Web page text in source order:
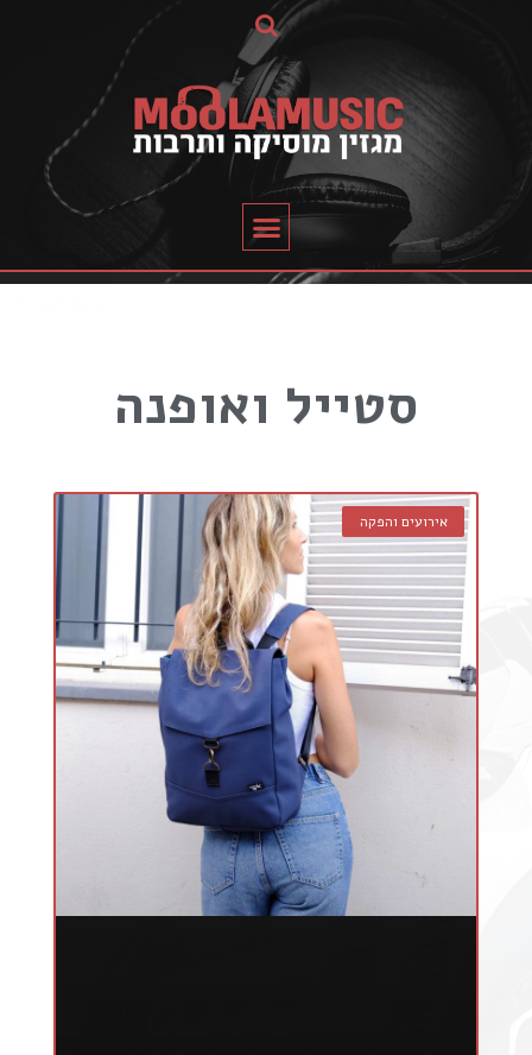
סטייל ואופנה
אירועים והפקה